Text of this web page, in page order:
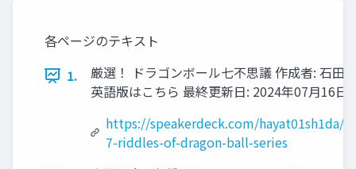
各ページのテキスト
1.
厳選！ ドラゴンボール七不思議 作成者: 石田
英語版はこちら 最終更新日: 2024年07月16日
https://speakerdeck.com/hayat01sh1da/
7-riddles-of-dragon-ball-series